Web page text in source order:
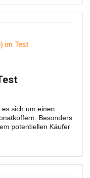
sich um einen
Besonders
potentiellen Käufer